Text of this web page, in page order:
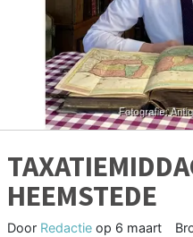
HEEMSTEDE
Door Redactie op 6 maart